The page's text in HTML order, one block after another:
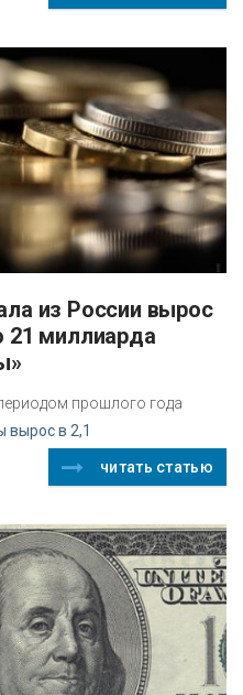
21 миллиарда
прошлого года
вырос в 2,1
читать статью